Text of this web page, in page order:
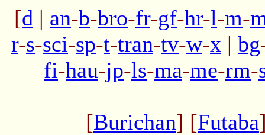
[d | an-b-bro-fr-gf-hr-l-m-
r-s-sci-sp-t-tran-tv-w-x | bg
fi-hau-jp-ls-ma-me-rm-
[Burichan] [Futaba